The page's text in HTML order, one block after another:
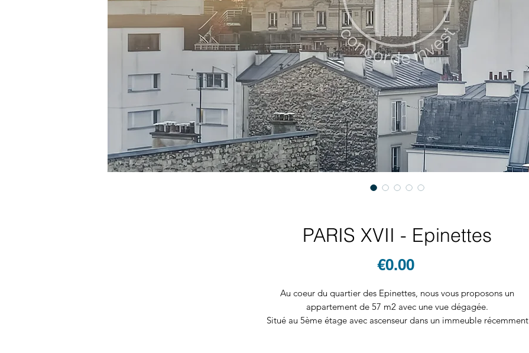
PARIS XVII - Epinettes
€0.00Price
Au coeur du quartier des Epinettes, nous vous proposons un
appartement de 57 m2 avec une vue dégagée.
Situé au 5ème étage avec ascenseur dans un immeuble récemment